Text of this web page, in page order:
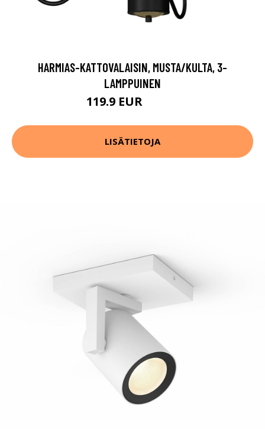
HARMIAS-KATTOVALAISIN, MUSTA/KULTA, 3-
LAMPPUINEN
119.9 EUR
LISÄTIETOJA